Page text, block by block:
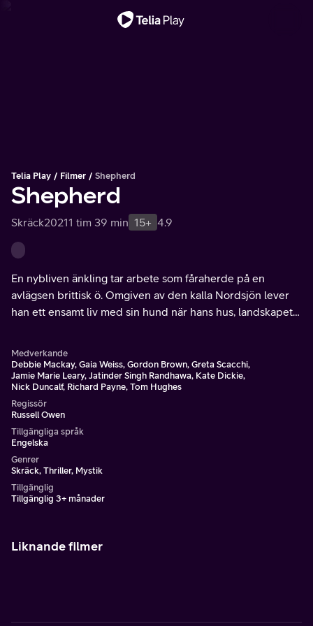
Telia Play Filmer Shepherd
Shepherd
Skräck20211 tim 39 min 15+ 4.9
En nybliven änkling tar arbete som fåraherde på en
avlägsen brittisk ö. Omgiven av den kalla Nordsjön lever
han ett ensamt liv med sin hund när hans hus, landskapet
Medverkande
Debbie Mackay, Gaia Weiss, Gordon Brown, Greta Scacchi,
Jamie Marie Leary, Jatinder Singh Randhawa, Kate Dickie,
Nick Duncalf, Richard Payne, Tom Hughes
Regissör
Russell Owen
Tillgängliga språk
Engelska
Genrer
Skräck, Thriller, Mystik
Tillgänglig
Tillgänglig 3+ månader
Liknande filmer